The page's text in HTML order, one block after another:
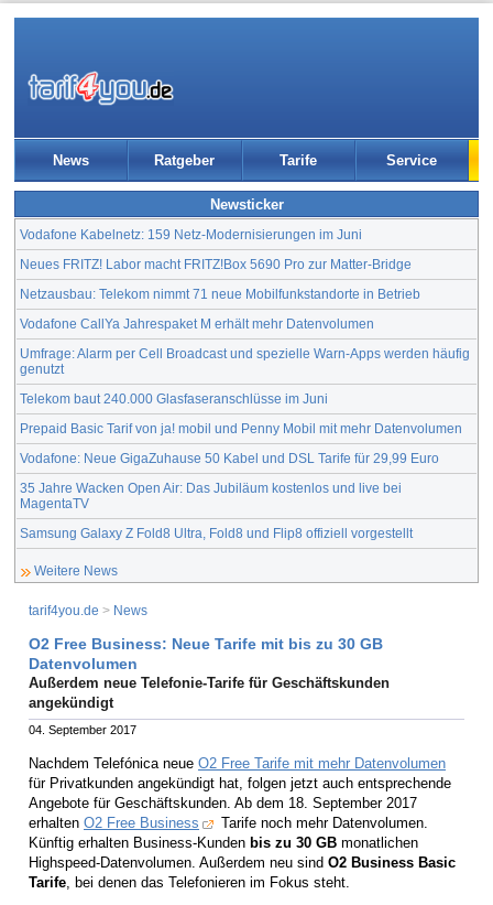
News Ratgeber Tarife Service
Newsticker
Vodafone Kabelnetz: 159 Netz-Modernisierungen im Juni
Neues FRITZ! Labor macht FRITZ!Box 5690 Pro zur Matter-Bridge
Netzausbau: Telekom nimmt 71 neue Mobilfunkstandorte in Betrieb
Vodafone CallYa Jahrespaket M erhält mehr Datenvolumen
Umfrage: Alarm per Cell Broadcast und spezielle Warn-Apps werden häufig
genutzt
Telekom baut 240.000 Glasfaseranschlüsse im Juni
Prepaid Basic Tarif von ja! mobil und Penny Mobil mit mehr Datenvolumen
Vodafone: Neue GigaZuhause 50 Kabel und DSL Tarife für 29,99 Euro
35 Jahre Wacken Open Air: Das Jubiläum kostenlos und live bei
MagentaTV
Samsung Galaxy Z Fold8 Ultra, Fold8 und Flip8 offiziell vorgestellt
Weitere News
tarif4you.de > News
O2 Free Business: Neue Tarife mit bis zu 30 GB
Datenvolumen
Außerdem neue Telefonie-Tarife für Geschäftskunden
angekündigt
04. September 2017
Nachdem Telefónica neue O2 Free Tarife mit mehr Datenvolumen
für Privatkunden angekündigt hat, folgen jetzt auch entsprechende
Angebote für Geschäftskunden. Ab dem 18. September 2017
erhalten O2 Free Business
Tarife noch mehr Datenvolumen.
Künftig erhalten Business-Kunden bis zu 30 GB monatlichen
Highspeed-Datenvolumen. Außerdem neu sind O2 Business Basic
Tarife , bei denen das Telefonieren im Fokus steht.